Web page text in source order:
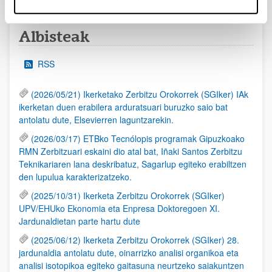
Albisteak
RSS
(2026/05/21) Ikerketako Zerbitzu Orokorrek (SGIker) IAk
ikerketan duen erabilera arduratsuari buruzko saio bat
antolatu dute, Elsevierren laguntzarekin.
(2026/03/17) ETBko Tecnólopis programak Gipuzkoako
RMN Zerbitzuari eskaini dio atal bat, Iñaki Santos Zerbitzu
Teknikariaren lana deskribatuz, Sagarlup egiteko erabiltzen
den lupulua karakterizatzeko.
(2025/10/31) Ikerketa Zerbitzu Orokorrek (SGIker)
UPV/EHUko Ekonomia eta Enpresa Doktoregoen XI.
Jardunaldietan parte hartu dute
(2025/06/12) Ikerketa Zerbitzu Orokorrek (SGIker) 28.
jardunaldia antolatu dute, oinarrizko analisi organikoa eta
analisi isotopikoa egiteko gaitasuna neurtzeko saiakuntzen